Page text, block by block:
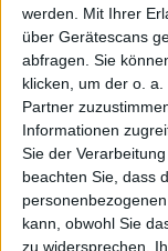
werden.
Mit Ihrer
über Gerätescans
abfragen. Sie
klicken, um der o.
Partner
Informationen
Sie der
beachten Sie, dass
kann, obwohl Sie
zu widersprechen.